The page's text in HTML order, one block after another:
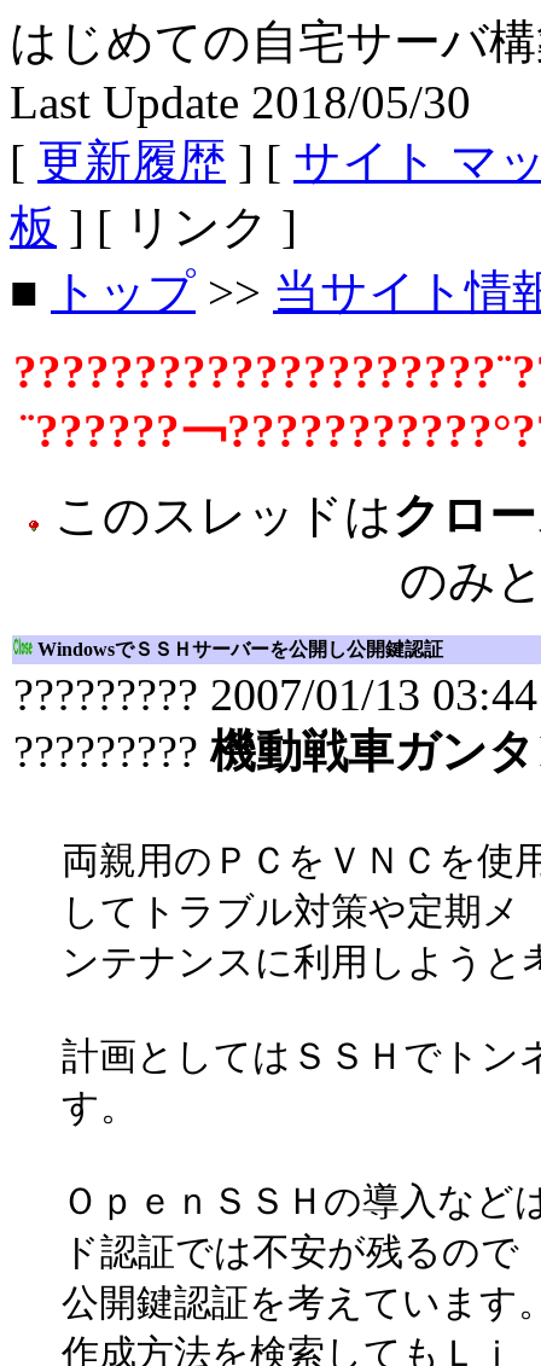
はじめての自宅サーバ構
Last Update 2018/05/30
[ 更新履歴 ] [ サイト マ
板 ] [ リンク ]
■
トップ >> 当サイト情
¨??????￢
このスレッドはクロ
のみ
WindowsでＳＳＨサーバーを公開し公開鍵認証
????????? 2007/01/13 03:44
????????? 機動戦車ガン
両親用のＰＣをＶＮＣを使
してトラブル対策や定期メ
ンテナンスに利用しようと
計画としてはＳＳＨでトン
す。
ＯｐｅｎＳＳＨの導入な
ド認証では不安が残るので
公開鍵認証を考えています
作成方法を検索してもＬｉ